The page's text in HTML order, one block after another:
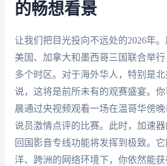
的畅想看景
让我们把目光投向不远处的2026年
美国、加拿大和墨西哥三国联合举
多个时区。对于海外华人，特别是
说，这将是前所未有的观赛盛宴。
晨通过央视频观看一场在温哥华傍
说员激情点评的比赛。此时，加速
回国影音专线功能将发挥到极致。
洋、跨洲的网络环境下，你依然能